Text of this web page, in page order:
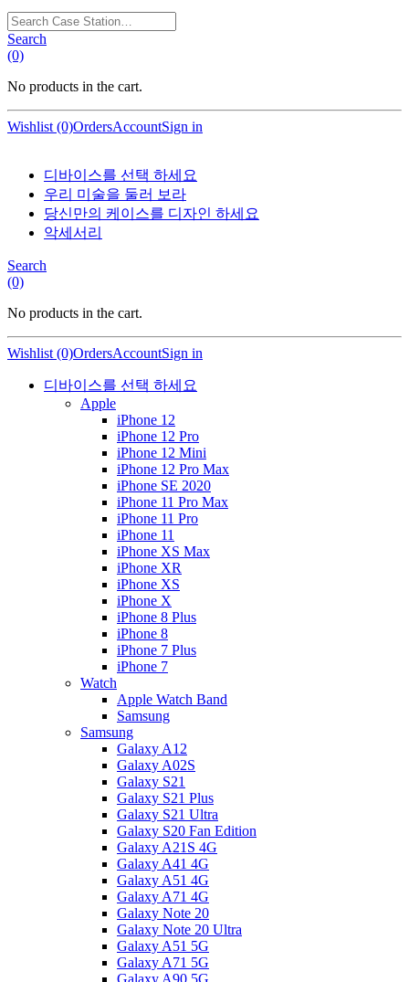
Search
Case
Station…
Search
(0)
No products in the cart.
Wishlist (0)OrdersAccountSign in
디바이스를 선택 하세요
우리 미술을 둘러 보라
당신만의 케이스를 디자인 하세요
악세서리
Search
(0)
No products in the cart.
Wishlist (0)OrdersAccountSign in
디바이스를 선택 하세요
Apple
iPhone 12
iPhone 12 Pro
iPhone 12 Mini
iPhone 12 Pro Max
iPhone SE 2020
iPhone 11 Pro Max
iPhone 11 Pro
iPhone 11
iPhone XS Max
iPhone XR
iPhone XS
iPhone X
iPhone 8 Plus
iPhone 8
iPhone 7 Plus
iPhone 7
Watch
Apple Watch Band
Samsung
Samsung
Galaxy A12
Galaxy A02S
Galaxy S21
Galaxy S21 Plus
Galaxy S21 Ultra
Galaxy S20 Fan Edition
Galaxy A21S 4G
Galaxy A41 4G
Galaxy A51 4G
Galaxy A71 4G
Galaxy Note 20
Galaxy Note 20 Ultra
Galaxy A51 5G
Galaxy A71 5G
Galaxy A90 5G